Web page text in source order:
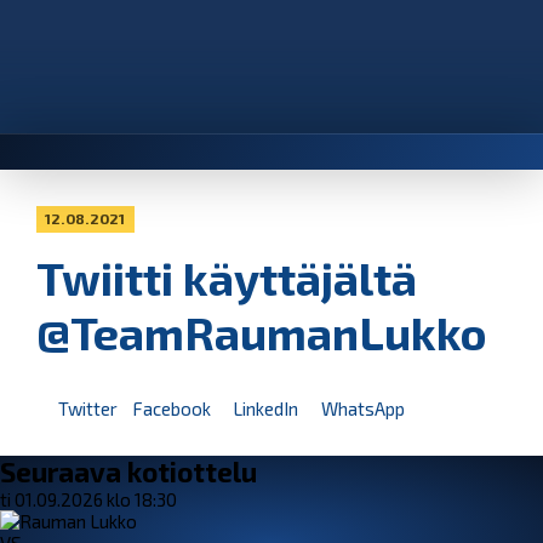
12.08.2021
Twiitti käyttäjältä
@TeamRaumanLukko
Twitter Facebook LinkedIn WhatsApp
Seuraava kotiottelu
ti 01.09.2026 klo 18:30